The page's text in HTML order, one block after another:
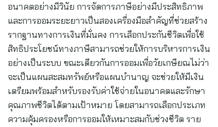
อนาคตอย่างมีวินัย การจัดการภาษีอย่างมีประสิทธิภาพ
และการออมระยะยาวเป็นสองเครื่องมือสำคัญที่ช่วยสร้าง
รากฐานทางการเงินที่มั่นคง การเลือกประกันชีวิตเพื่อใช้
สิทธิประโยชน์ทางภาษีสามารถช่วยให้การบริหารการเงิน
อย่างเป็นระบบ ขณะเดียวกันการออมเพื่อวัยเกษียณไม่ว่า
จะเป็นแผนสะสมทรัพย์หรือแผนบำนาญ จะช่วยให้มีเงิน
เตรียมพร้อมสำหรับรองรับค่าใช้จ่ายในอนาคตและรักษา
คุณภาพชีวิตได้ตามเป้าหมาย โดยสามารถเลือกประเภท
ความคุ้มครองหรือการออมให้เหมาะสมกับช่วงชีวิต ราย